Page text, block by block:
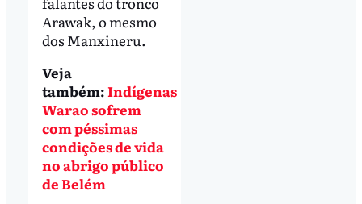
Arawak, o mesmo
dos Manxineru.
Veja
também:Indígenas
Warao sofrem
com péssimas
condições de vida
no abrigo público
de Belém